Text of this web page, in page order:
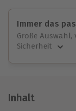
Immer das
Große
Sicherheit
Jeder
Inhalt